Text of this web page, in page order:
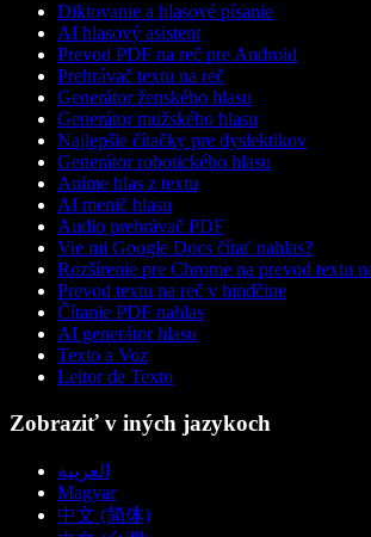
Diktovanie a hlasové písanie
AI hlasový asistent
Prevod PDF na reč pre Android
Prehrávač textu na reč
Generátor ženského hlasu
Generátor mužského hlasu
Najlepšie čítačky pre dyslektikov
Generátor robotického hlasu
Anime hlas z textu
AI menič hlasu
Audio prehrávač PDF
Vie mi Google Docs čítať nahlas?
Rozšírenie pre Chrome na prevod textu
Prevod textu na reč v hindčine
Čítanie PDF nahlas
AI generátor hlasu
Texto a Voz
Leitor de Texto
Zobraziť v iných jazykoch
العربية
Magyar
中文 (简体)